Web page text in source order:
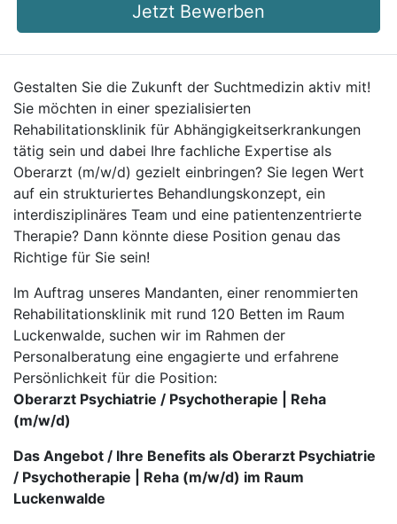
Jetzt Bewerben
Gestalten Sie die Zukunft der Suchtmedizin aktiv mit!
Sie möchten in einer spezialisierten
Rehabilitationsklinik für Abhängigkeitserkrankungen
tätig sein und dabei Ihre fachliche Expertise als
Oberarzt (m/w/d) gezielt einbringen? Sie legen Wert
auf ein strukturiertes Behandlungskonzept, ein
interdisziplinäres Team und eine patientenzentrierte
Therapie? Dann könnte diese Position genau das
Richtige für Sie sein!
Im Auftrag unseres Mandanten, einer renommierten
Rehabilitationsklinik mit rund 120 Betten im Raum
Luckenwalde, suchen wir im Rahmen der
Personalberatung eine engagierte und erfahrene
Persönlichkeit für die Position:
Oberarzt Psychiatrie / Psychotherapie | Reha
(m/w/d)
Das Angebot / Ihre Benefits als Oberarzt Psychiatrie
/ Psychotherapie | Reha (m/w/d) im Raum
Luckenwalde